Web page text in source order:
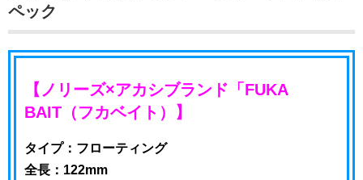
ペック
【ノリーズ×アカシブランド「FUKA
BAIT（フカベイト）】
タイプ：フローティング
全長：122mm